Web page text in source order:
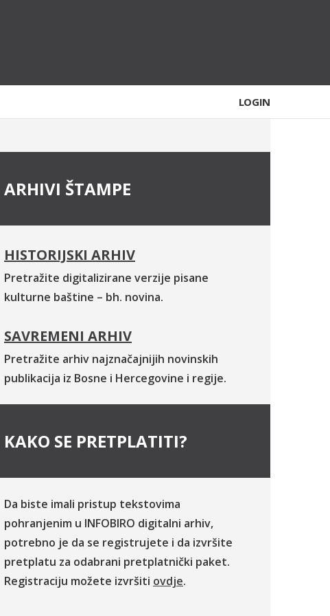
LOGIN
ARHIVI ŠTAMPE
HISTORIJSKI ARHIV
Pretražite digitalizirane verzije pisane
kulturne baštine – bh. novina.
SAVREMENI ARHIV
Pretražite arhiv najznačajnijih novinskih
publikacija iz Bosne i Hercegovine i regije.
KAKO SE PRETPLATITI?
Da biste imali pristup tekstovima
pohranjenim u INFOBIRO digitalni arhiv,
potrebno je da se registrujete i da izvršite
pretplatu za odabrani pretplatnički paket.
Registraciju možete izvršiti ovdje.